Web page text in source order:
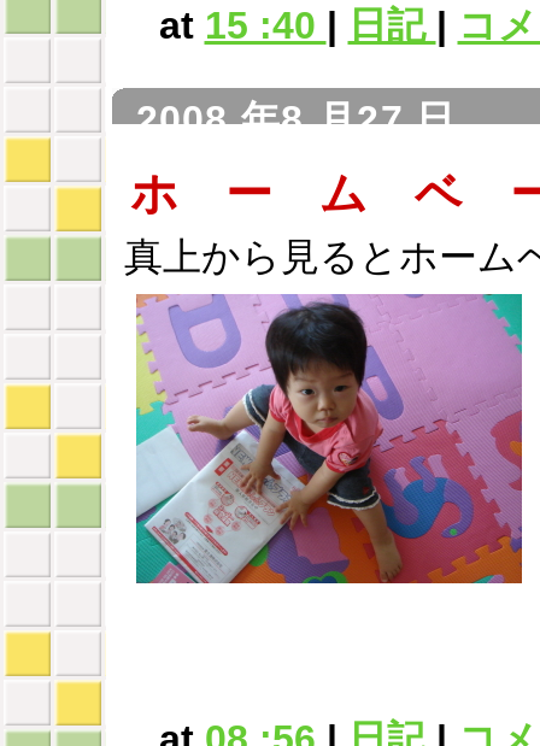
at 15 :40 | 日記 | コ
2008 年8 月27 日
ホ ー ム ベ
真上から見るとホーム